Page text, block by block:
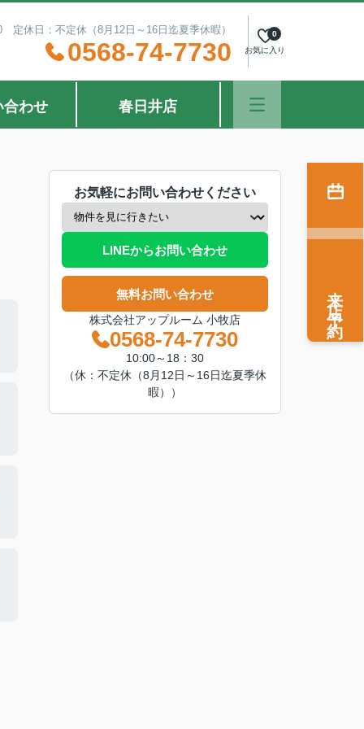
定休日：不定休（8月12日～16日迄夏季休暇）
0568-74-7730 お気に入り
0
合わせ 春日井店
お気軽にお問い合わせください
LINEからお問い合わせ
無料お問い合わせ
株式会社アップルーム 小牧店
0568-74-7730
10:00～18：30
（休：不定休（8月12日～16日迄夏季休
暇））
来店予約